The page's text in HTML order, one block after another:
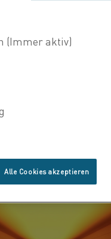
SIE MEHR
Alle Cookies akzeptieren